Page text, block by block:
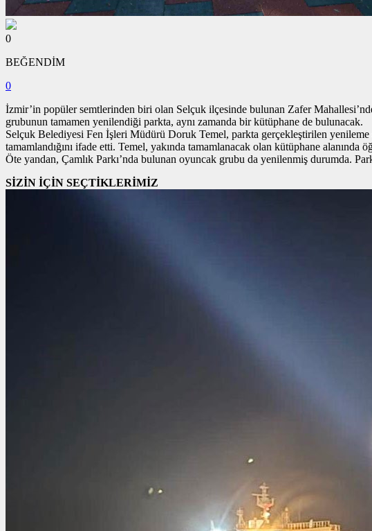
0
BEĞENDİM
0
İzmir’in popüler semtlerinden biri olan Selçuk ilçesinde bulunan Zafer
grubunun tamamen yenilendiği parkta, aynı zamanda bir kütüphane de bulunacak.
Selçuk Belediyesi Fen İşleri Müdürü Doruk Temel, parkta gerçekleştirilen yenileme
tamamlandığını ifade etti. Temel, yakında tamamlanacak olan kütüphane
Öte yandan, Çamlık Parkı’nda bulunan oyuncak grubu da yenilenmiş durumda.
SİZİN İÇİN SEÇTİKLERİMİZ